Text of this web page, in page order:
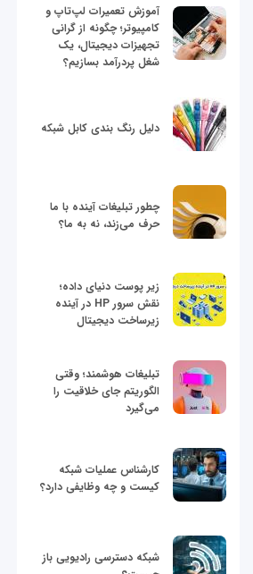
آموزش تعمیرات لپ‌تاپ و
کامپیوتر؛ چگونه از گرانی
تجهیزات دیجیتال، یک
شغل پردرآمد بسازیم؟
دلیل رنگ بندی کابل شبکه
چطور تبلیغات آینده با ما
حرف می‌زند، نه به ما؟
زیر پوست دنیای داده؛
نقش سرور HP در آینده
زیرساخت دیجیتال
تبلیغات هوشمند؛ وقتی
الگوریتم جای خلاقیت را
می‌گیرد
کارشناس عملیات شبکه
کیست و چه وظایفی دارد؟
شبکه دسترسی رادیویی باز